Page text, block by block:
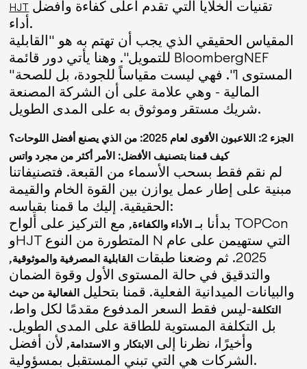
HJT
أداء.
المقياس الحقيقي الذي يجب أن تهتم به هو "القابلية
للتمويل". وهنا يأتي دور قائمة BloombergNEF
"المستوى 1". فهي ليست مقياساً للجودة، بل للصحة
المالية - وهي علامة على أن الشركة المصنعة
شريك مستقر وموثوق به على المدى الطويل.
الجزء 2: اللاعبون الأقوى لعام 2025: من الذي يصنع أفضل اللوحات؟
كيف قمنا بتصنيف الأفضل: الأمر أكثر من مجرد واتس
لم نقم فقط بسحب الأسماء من القبعة. فتصنيفاتنا
مبنية على إطار عمل يوازن بين القوة الخام والقيمة
الحقيقية. إليك ما قمنا بقياسه:
بدأنا بـ الأداء والكفاءة, مع التركيز على ألواح TOPCon
وHJT المتطورة من النوع N التي ستهيمن على عام
2025. ثم وضعنا طبقات
القابلية المصرفية والموثوقية,
والتدقيق في حالة المستوى الأول وقوة الضمان
والبيانات الميدانية الفعلية. قمنا بتحليل الفعالية من حيث
التكلفة-ليس فقط السعر المدفوع مقدمًا لكل واط،
بل التكلفة المستوية للطاقة على المدى الطويل.
وأخيرًا، نظرنا إلى الابتكار و الاستدامة, لأن أفضل
الشركات هي التي تبني المستقبل بمسؤولية.